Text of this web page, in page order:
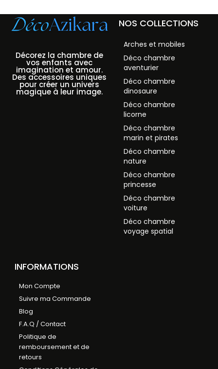
Décorez la chambre de
vos enfants avec
imagination et amour.
Des accessoires uniques
pour créer un univers
magique à leur image.
NOS COLLECTIONS
Arches et mobiles
Déco chambre
aventurier
Déco chambre
dinosaure
Déco chambre
licorne
Déco chambre
marin et pirates
Déco chambre
nature
Déco chambre
princesse
Déco chambre
voiture
Déco chambre
voyage spatial
INFORMATIONS
Mon Compte
Suivre ma Commande
Blog
F.A.Q / Contact
Politique de
remboursement et de
retours